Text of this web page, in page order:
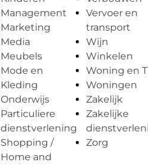
Management
Marketing
Media
Meubels
Mode en
Kleding
Onderwijs
Particuliere
dienstverlening
Shopping /
Home and
Vervoer en
transport
Wijn
Winkelen
Woning en
Woningen
Zakelijk
Zakelijke
Zorg